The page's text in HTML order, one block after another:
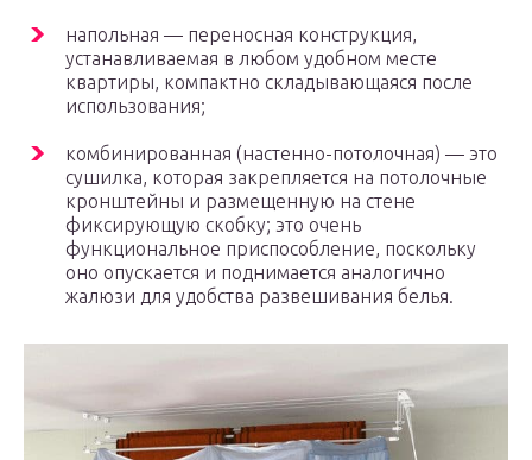
напольная — переносная конструкция,
устанавливаемая в любом удобном месте
квартиры, компактно складывающаяся после
использования;
комбинированная (настенно-потолочная) — это
сушилка, которая закрепляется на потолочные
кронштейны и размещенную на стене
фиксирующую скобку; это очень
функциональное приспособление, поскольку
оно опускается и поднимается аналогично
жалюзи для удобства развешивания белья.